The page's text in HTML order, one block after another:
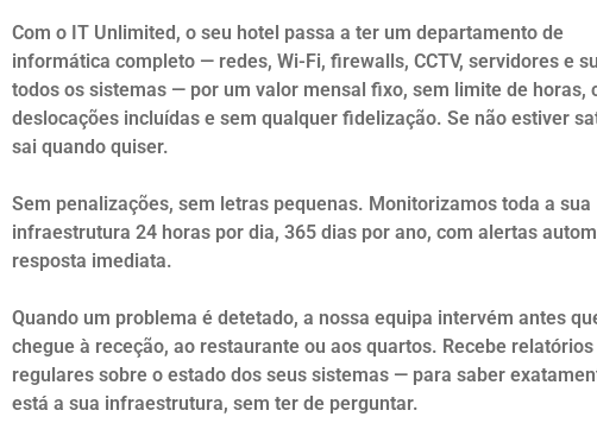
Com o IT Unlimited, o seu hotel passa a ter um departamento de
informática completo — redes, Wi-Fi, firewalls, CCTV, servidores e
todos os sistemas — por um valor mensal fixo, sem limite de horas,
deslocações incluídas e sem qualquer fidelização. Se não estiver
sai quando quiser.
Sem penalizações, sem letras pequenas. Monitorizamos toda a sua
infraestrutura 24 horas por dia, 365 dias por ano, com alertas
resposta imediata.
Quando um problema é detetado, a nossa equipa intervém antes
chegue à receção, ao restaurante ou aos quartos. Recebe relatórios
regulares sobre o estado dos seus sistemas — para saber
está a sua infraestrutura, sem ter de perguntar.